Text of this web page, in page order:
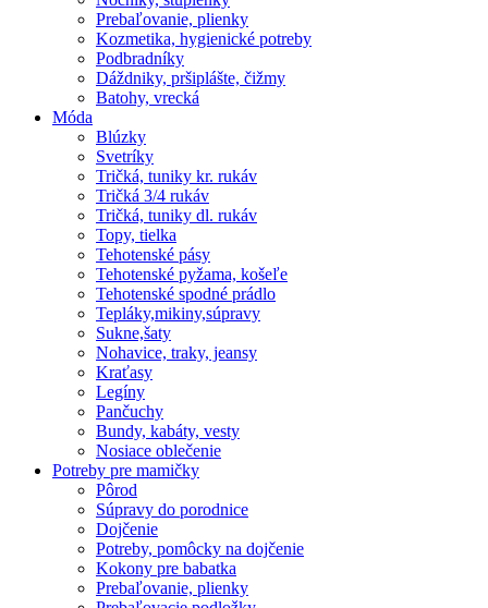
Prebaľovanie, plienky
Kozmetika, hygienické potreby
Podbradníky
Dáždniky, pršiplášte, čižmy
Batohy, vrecká
Móda
Blúzky
Svetríky
Tričká, tuniky kr. rukáv
Tričká 3/4 rukáv
Tričká, tuniky dl. rukáv
Topy, tielka
Tehotenské pásy
Tehotenské pyžama, košeľe
Tehotenské spodné prádlo
Tepláky,mikiny,súpravy
Sukne,šaty
Nohavice, traky, jeansy
Kraťasy
Legíny
Pančuchy
Bundy, kabáty, vesty
Nosiace oblečenie
Potreby pre mamičky
Pôrod
Súpravy do porodnice
Dojčenie
Potreby, pomôcky na dojčenie
Kokony pre babatka
Prebaľovanie, plienky